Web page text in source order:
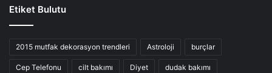
Etiket Bulutu
2015 mutfak dekorasyon trendleri Astroloji burçlar
Cep Telefonu cilt bakımı Diyet dudak bakımı